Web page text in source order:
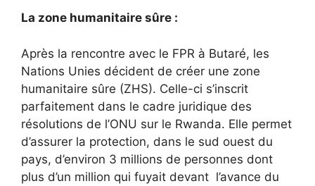
La zone humanitaire sûre :
Après la rencontre avec le FPR à Butaré, les
Nations Unies décident de créer une zone
humanitaire sûre (ZHS). Celle-ci s’inscrit
parfaitement dans le cadre juridique des
résolutions de l’ONU sur le Rwanda. Elle permet
d’assurer la protection, dans le sud ouest du
pays, d’environ 3 millions de personnes dont
plus d’un million qui fuyait devant l’avance du